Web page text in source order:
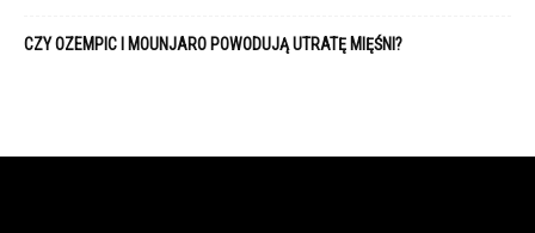
CZY OZEMPIC I MOUNJARO POWODUJĄ UTRATĘ MIĘŚNI?